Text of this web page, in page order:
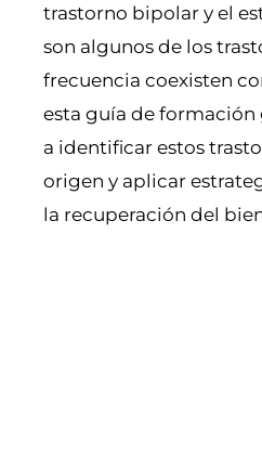
trastorno bipolar y el
son algunos de los
frecuencia coexisten
esta guía de
a identificar estos
origen y aplicar
la recuperación del